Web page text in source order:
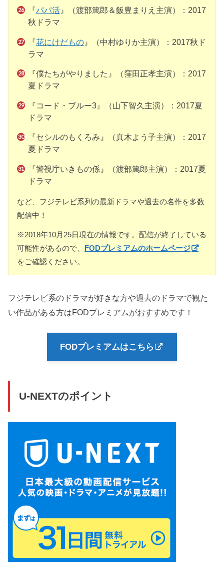
『パパ活』（渡部篤郎＆飯豊まりえ主演）：2017
秋ドラマ
『花にけだもの』（中村ゆりか主演）：2017秋ド
ラマ
『僕たちがやりました』（窪田正孝主演）：2017
夏ドラマ
『コード・ブルー3』（山下智久主演）：2017夏
ドラマ
『セシルのもくろみ』（真木よう子主演）：2017
夏ドラマ
『警視庁いきもの係』（渡部篤郎主演）：2017夏
ドラマ
など、フジテレビ系列の最新ドラマや過去の名作を多数
配信中！
※2018年10月25日現在の情報です。配信が終了している
可能性があるので、
FODプレミアムのホームページ
をご確認ください。
フジテレビ系のドラマが好きな方や過去のドラマで観た
い作品がある方はFODプレミアムがおすすめです！
FODプレミアムはこちら
U-NEXTのポイント